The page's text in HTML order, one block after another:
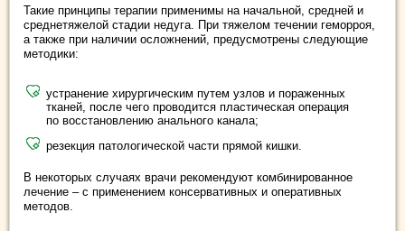
Такие принципы терапии применимы на начальной, средней и
среднетяжелой стадии недуга. При тяжелом течении геморроя,
а также при наличии осложнений, предусмотрены следующие
методики:
устранение хирургическим путем узлов и пораженных
тканей, после чего проводится пластическая операция
по восстановлению анального канала;
резекция патологической части прямой кишки.
В некоторых случаях врачи рекомендуют комбинированное
лечение – с применением консервативных и оперативных
методов.